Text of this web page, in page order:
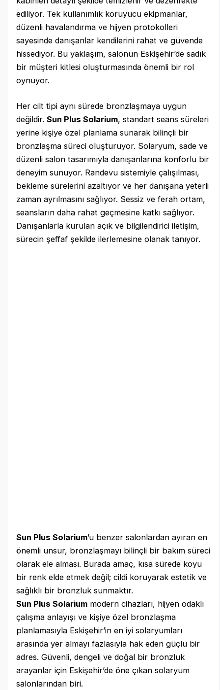
ediliyor. Tek kullanımlık koruyucu ekipmanlar,
düzenli havalandırma ve hijyen protokolleri
sayesinde danışanlar kendilerini rahat ve güvende
hissediyor. Bu yaklaşım, salonun Eskişehir’de sadık
bir müşteri kitlesi oluşturmasında önemli bir rol
oynuyor.
Her cilt tipi aynı sürede bronzlaşmaya uygun
değildir.Sun Plus Solarium, standart seans süreleri
yerine kişiye özel planlama sunarak bilinçli bir
bronzlaşma süreci oluşturuyor. Solaryum, sade ve
düzenli salon tasarımıyla danışanlarına konforlu bir
deneyim sunuyor. Randevu sistemiyle çalışılması,
bekleme sürelerini azaltıyor ve her danışana yeterli
zaman ayrılmasını sağlıyor. Sessiz ve ferah ortam,
seansların daha rahat geçmesine katkı sağlıyor.
Danışanlarla kurulan açık ve bilgilendirici iletişim,
sürecin şeffaf şekilde ilerlemesine olanak tanıyor.
Sun Plus Solarium’u benzer salonlardan ayıran en
önemli unsur, bronzlaşmayı bilinçli bir bakım süreci
olarak ele alması. Burada amaç, kısa sürede koyu
bir renk elde etmek değil; cildi koruyarak estetik ve
sağlıklı bir bronzluk sunmaktır.
Sun Plus Solarium modern cihazları, hijyen odaklı
çalışma anlayışı ve kişiye özel bronzlaşma
planlamasıyla Eskişehir’in en iyi solaryumları
arasında yer almayı fazlasıyla hak eden güçlü bir
adres. Güvenli, dengeli ve doğal bir bronzluk
arayanlar için Eskişehir’de öne çıkan solaryum
salonlarından biri.